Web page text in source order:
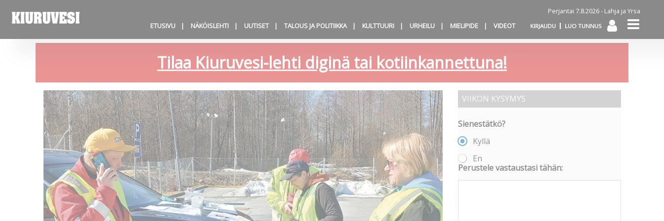
Perjantai 7.8.2026 - Lahja ja Yrsa
ETUSIVU
NÄKÖISLEHTI UUTISET TALOUS JA POLITIIKKA KULTTUURI URHEILU MIELIPIDE VIDEOT KIRJAUDU LUO TUNNUS
Tilaa Kiuruvesi-lehti diginä tai kotiinkannettuna!
VIIKON KYSYMYS
Sienestätkö?
Kyllä
En
Perustele vastaustasi tähän: